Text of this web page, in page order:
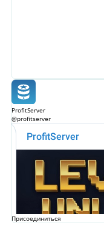
ProfitServer
@profitserver
Присоединиться